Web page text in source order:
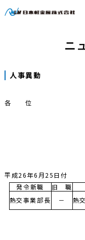
ニ
人事異動
各 位
平成26年6月25日付
発令新職
旧 職
熱交事業部長
－ 熱